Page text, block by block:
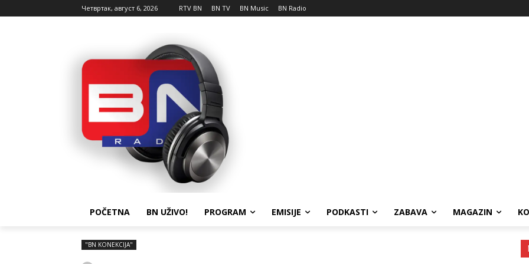
Четвртак, август 6, 2026 RTV BN BN TV BN Music BN Radio
POČETNA BN UŽIVO! PROGRAM EMISIJE PODKASTI ZABAVA MAGAZIN
"BN KONEKCIJA"